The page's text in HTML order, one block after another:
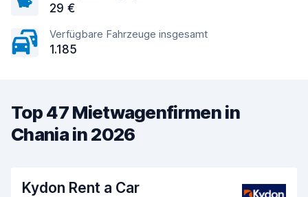
29 €
Verfügbare Fahrzeuge insgesamt
1.185
Top 47 Mietwagenfirmen in
Chania in 2026
Kydon Rent a Car